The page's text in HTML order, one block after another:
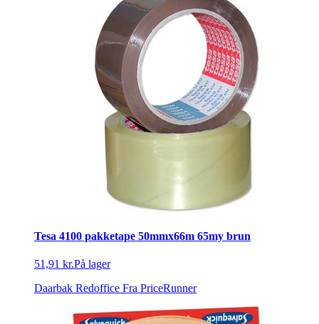
Tesa 4100 pakketape 50mmx66m 65my brun
51,91 kr.På lager
Daarbak Redoffice Fra PriceRunner